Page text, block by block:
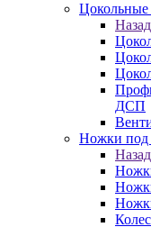
Цокольные
Назад
ДСП
Ножки под
Назад